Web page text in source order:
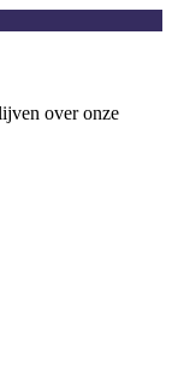
over onze